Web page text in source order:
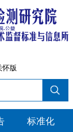
怀版
标准化